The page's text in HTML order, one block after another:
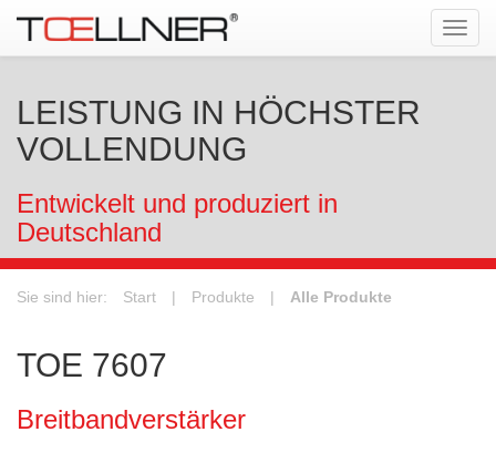
LEISTUNG IN HÖCHSTER
VOLLENDUNG
Entwickelt und produziert in
Deutschland
Sie sind hier: Start | Produkte | Alle Produkte
TOE 7607
Breitbandverstärker